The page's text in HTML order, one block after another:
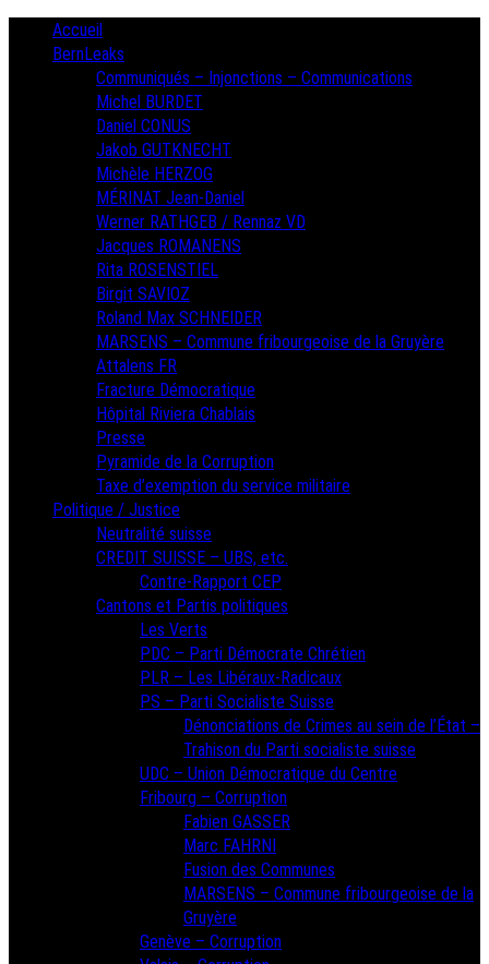
PrimaryAccueil
BernLeaks
Communiqués – Injonctions – Communications
Michel BURDET
Daniel CONUS
Jakob GUTKNECHT
Michèle HERZOG
MÉRINAT Jean-Daniel
Werner RATHGEB / Rennaz VD
Jacques ROMANENS
Rita ROSENSTIEL
Birgit SAVIOZ
Roland Max SCHNEIDER
MARSENS – Commune fribourgeoise de la Gruyère
Attalens FR
Fracture Démocratique
Hôpital Riviera Chablais
Presse
Pyramide de la Corruption
Taxe d’exemption du service militaire
Politique / Justice
Neutralité suisse
CREDIT SUISSE – UBS, etc.
Contre-Rapport CEP
Cantons et Partis politiques
Les Verts
PDC – Parti Démocrate Chrétien
PLR – Les Libéraux-Radicaux
PS – Parti Socialiste Suisse
Dénonciations de Crimes au sein de l’État –
Trahison du Parti socialiste suisse
UDC – Union Démocratique du Centre
Fribourg – Corruption
Fabien GASSER
Marc FAHRNI
Fusion des Communes
MARSENS – Commune fribourgeoise de la
Gruyère
Genève – Corruption